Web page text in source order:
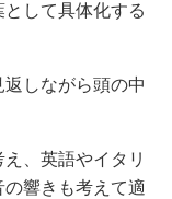
して具体化する
しながら頭の中
、英語やイタリ
響きも考えて適